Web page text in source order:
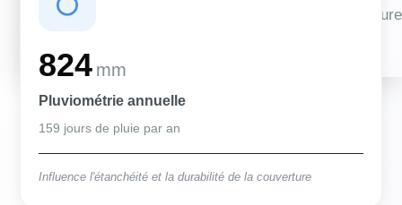
Des conditions qui influencent vos travaux de couverture
824 mm
Pluviométrie annuelle
159 jours de pluie par an
Influence l'étanchéité et la durabilité de la couverture